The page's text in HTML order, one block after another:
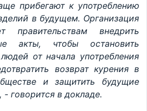
прибегают к употреблению
в будущем. Организация
правительствам внедрить
акты, чтобы остановить
от начала употребления
возврат курения в
и защитить будущие
- говорится в докладе.